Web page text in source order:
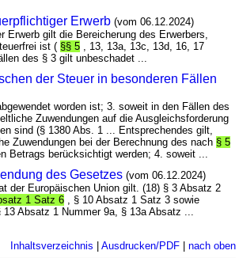
Erwerb (vom 06.12.2024)
Erwerb gilt die Bereicherung des Erwerbers,
ist ( §§ 5 , 13, 13a, 13c, 13d, 16, 17
des § 3 gilt unbeschadet ...
der Steuer in besonderen Fällen
worden ist; 3. soweit in den Fällen des
Zuwendungen auf die Ausgleichsforderung
sind (§ 1380 Abs. 1 ... Entsprechendes gilt,
Zuwendungen bei der Berechnung des nach § 5
Betrags berücksichtigt werden; 4. soweit ...
des Gesetzes (vom 06.12.2024)
der Europäischen Union gilt. (18) § 3 Absatz 2
1 Satz 6 , § 10 Absatz 1 Satz 3 sowie
Absatz 1 Nummer 9a, § 13a Absatz ...
Inhaltsverzeichnis | Ausdrucken/PDF| nach oben